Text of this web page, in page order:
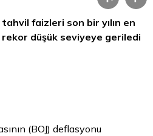
tahvil faizleri son bir yılın en
düşük seviyeye geriledi
(BOJ) deflasyonu